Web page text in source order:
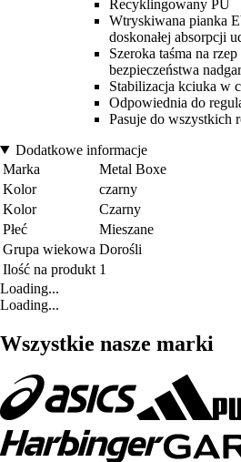
Recyklingowany PU
Wtryskiwana pianka
doskonałej absorpcji
Szeroka taśma na
bezpieczeństwa
Stabilizacja kciuka w
Odpowiednia do
Pasuje do wszystkich
Dodatkowe informacje
Marka
Metal Boxe
Kolor
czarny
Kolor
Czarny
Płeć
Mieszane
Grupa wiekowa Dorośli
Ilość na produkt 1
Loading...
Loading...
Wszystkie nasze marki